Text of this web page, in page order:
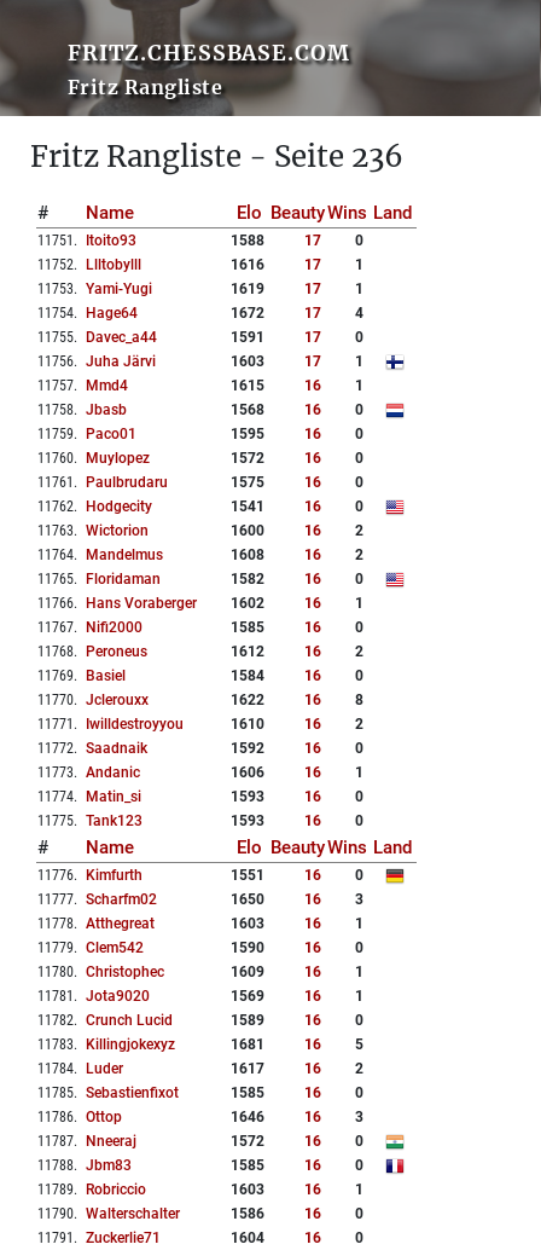
FRITZ.CHESSBASE.COM
Fritz Rangliste
Fritz Rangliste - Seite 236
# Name Elo BeautyWins Land
11751 . Itoito93 1588 17
0
11752. Llltobylll 1616 17
1
11753. Yami-Yugi 1619 17
1
11754. Hage64 1672 17
4
11755. Davec_a44 1591 17
0
11756. Juha Järvi 1603 17
1
11757. Mmd4 1615 16
1
11758. Jbasb 1568 16
0
11759. Paco01 1595 16
0
11760. Muylopez 1572 16
0
11761 . Paulbrudaru 1575 16
0
11762. Hodgecity 1541 16
0
11763. Wictorion 1600 16
2
11764. Mandelmus 1608 16
2
11765. Floridaman 1582 16
0
11766. Hans Voraberger 1602 16
1
11767. Nifi2000 1585 16
0
11768. Peroneus 1612 16
2
11769. Basiel 1584 16
0
11770. Jclerouxx 1622 16
8
11771 . Iwilldestroyyou 1610 16
2
11772. Saadnaik 1592 16
0
11773. Andanic 1606 16
1
11774. Matin_si 1593 16
0
11775. Tank123 1593 16 0
# Name Elo BeautyWins Land
11776. Kimfurth 1551 16
0
11777. Scharfm02 1650 16
3
11778. Atthegreat 1603 16
1
11779. Clem542 1590 16
0
11780. Christophec 1609 16
1
11781 . Jota9020 1569 16
1
11782. Crunch Lucid 1589 16
0
11783. Killingjokexyz 1681 16
5
11784. Luder 1617 16
2
11785. Sebastienfixot 1585 16
0
11786. Ottop 1646 16
3
11787. Nneeraj 1572 16
0
11788. Jbm83 1585 16
0
11789. Robriccio 1603 16
1
11790. Walterschalter 1586 16
0
11791 . Zuckerlie71 1604 16
0